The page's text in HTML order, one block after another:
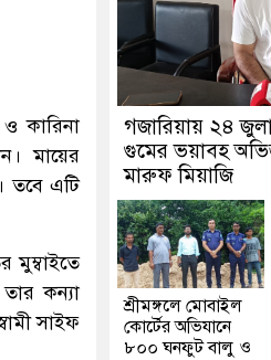
কারিনা
মায়ের
তবে এটি
মুম্বাইতে
কন্যা
সাইফ
গজারিয়ায় ২৪
গুমের ভয়াবহ
মারুফ মিয়াজি
শ্রীমঙ্গলে মোবাইল
কোর্টের অভিযানে
৮০০ ঘনফুট বালু ও